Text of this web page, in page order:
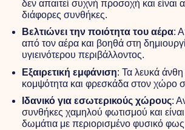
δεν απαιτεί συχνή προσοχή και είναι
διάφορες συνθήκες.
Βελτιώνει την ποιότητα του αέρα:
από τον αέρα και βοηθά στη
υγιεινότερου περιβάλλοντος.
Εξαιρετική εμφάνιση: Τα λευκά
κομψότητα και φρεσκάδα στον χώρο
Ιδανικό για εσωτερικούς χώρους:
συνθήκες χαμηλού φωτισμού και
δωμάτια με περιορισμένο φυσικό